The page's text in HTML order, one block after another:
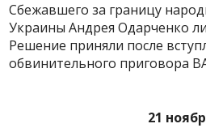
Сбежавшего за границу
Украины Андрея Одарченко
Решение приняли после
обвинительного приговора
21